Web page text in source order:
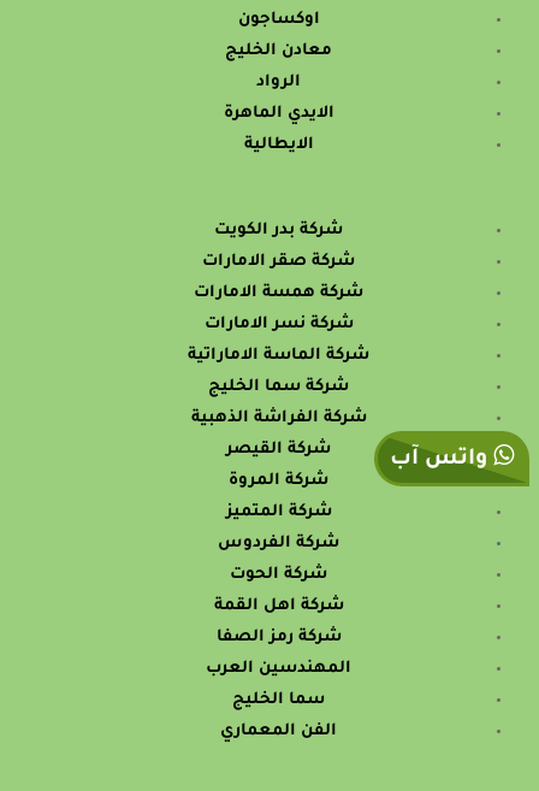
واتس آب
اوكساجون
معادن الخليج
الرواد
الايدي الماهرة
الايطالية
شركة بدر الكويت
شركة صقر الامارات
شركة همسة الامارات
شركة نسر الامارات
شركة الماسة الاماراتية
شركة سما الخليج
شركة الفراشة الذهبية
شركة القيصر
شركة المروة
شركة المتميز
شركة الفردوس
شركة الحوت
شركة اهل القمة
شركة رمز الصفا
المهندسين العرب
سما الخليج
الفن المعماري